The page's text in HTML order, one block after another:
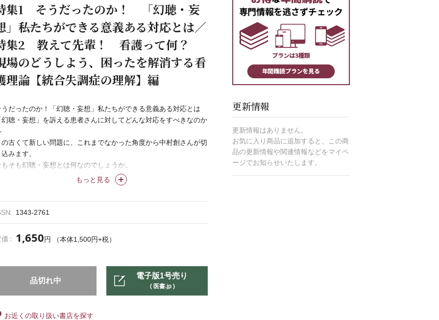
集1 そうだったのか！ 「幻聴・妄
」――私たちができる意義ある対応とは／
集2 教えて先輩！ 看護って何？
場のどうしよう、困ったを解消する看
理論【統合失調症の理解】編
もっと見る
うだったのか！「幻聴・妄想」私たちができる意義ある対応とは
幻聴・妄想」を訴える患者さんに対してどんな対応をすべきなのか
の古くて新しい問題に、これまでなかった角度から中村創さんが切
みます。
もそも幻聴・妄想とは何なのでしょうか。
たよく言われる「幻聴・妄想は否定も肯定もしない」「妄想の内容
聞いてはいけない」は本当にそうなのでしょうか。
1343-2761
1,650円 （本体1,500円+税）
品切れ中
電子版1号売り
( 医書.jp )
お近くの取り扱い書店を探す
更新情報
更新情報はありません。
お気に入り商品に追加すると、この商
品の更新情報や関連情報などをマイペ
ージでお知らせいたします。